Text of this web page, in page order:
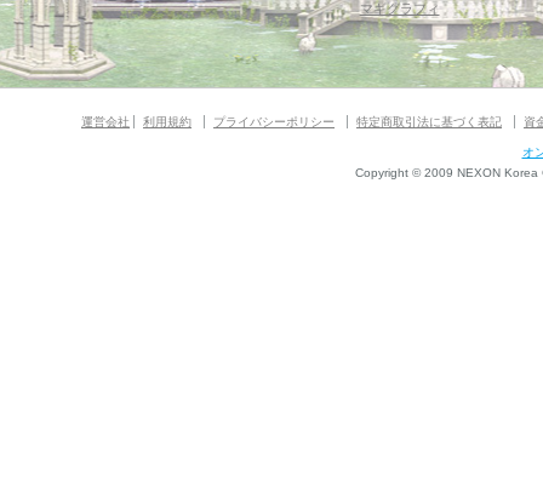
マギグラフィ
運営会社 利用規約 プライバシーポリシー 特定商取引法に基づく表記 資
オ
Copyright © 2009 NEXON Korea